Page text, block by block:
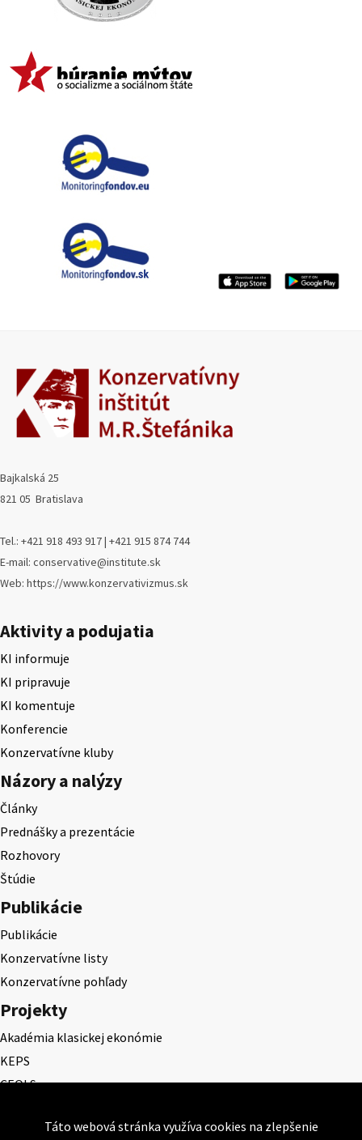
Bajkalská 25
821 05 Bratislava
Tel.: +421 918 493 917 | +421 915 874 744
E-mail: conservative@institute.sk
Web: https://www.konzervativizmus.sk
Aktivity a podujatia
KI informuje
KI pripravuje
KI komentuje
Konferencie
Konzervatívne kluby
Názory a nalýzy
Články
Prednášky a prezentácie
Rozhovory
Štúdie
Publikácie
Publikácie
Konzervatívne listy
Konzervatívne pohľady
Projekty
Akadémia klasickej ekonómie
KEPS
CEQLS
Cena Ernesta Valka
Táto webová stránka využíva cookies na zlepšenie